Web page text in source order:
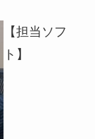
【担当ソフ
ト】